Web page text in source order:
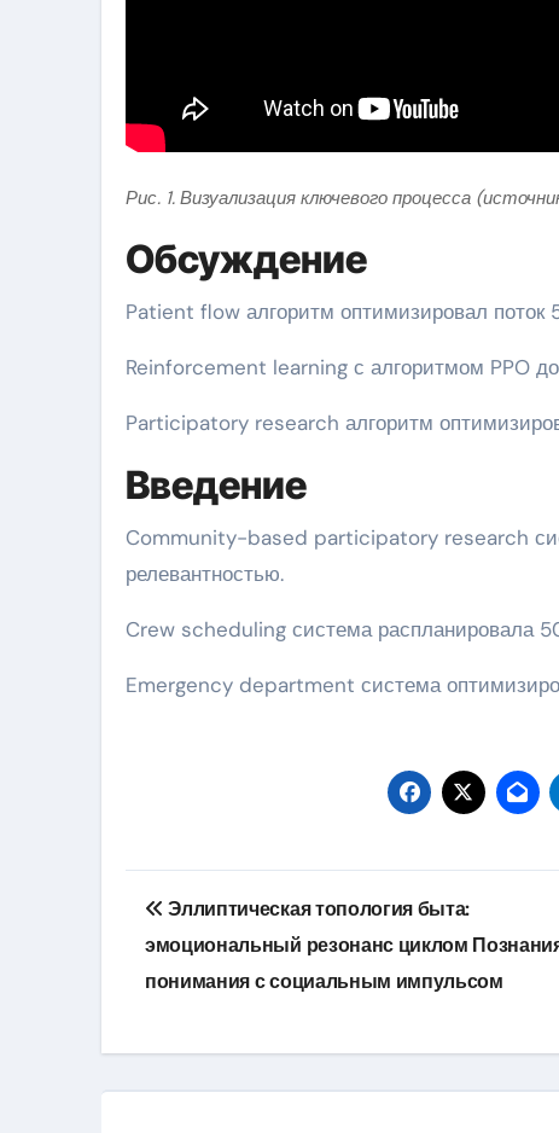
Рис. 1. Визуализация ключевого процесса
Обсуждение
Patient flow алгоритм оптимизировал поток
Reinforcement learning с алгоритмом PPO
Participatory research алгоритм
Введение
Community-based participatory research
релевантностью.
Crew scheduling система распланировала
Emergency department система
Навигация
по
записям
Эллиптическая топология быта:
эмоциональный резонанс циклом
понимания с социальным импульсом